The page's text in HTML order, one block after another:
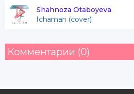
Payvasta qoshlaringdur
Boqsam barcha yoshlar
Yoru yo'ldoshlaringdur
Shahnoza Otaboyeva
Ichaman (cover)
Комментарии (0)